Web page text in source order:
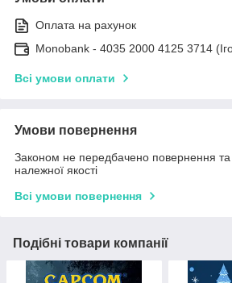
Оплата на рахунок
Monobank - 4035 2000 4125 3714
Всі умови оплати
Умови повернення
Законом не передбачено повернення та
належної якості
Всі умови повернення
Подібні товари компанії